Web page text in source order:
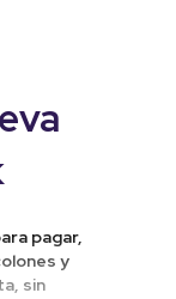
pagar,
y
sin